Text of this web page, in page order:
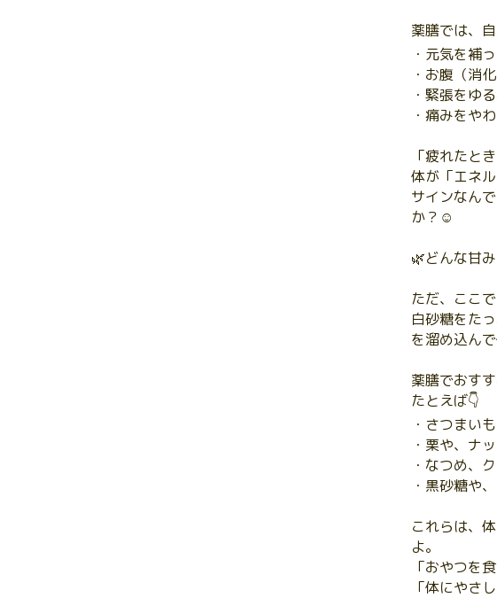
薬膳では、
・元気を補
・お腹（消
・緊張をゆ
・痛みをや
「疲れたと
体が「エネ
サインなん
か？☺️
🌿どんな甘
ただ、ここ
白砂糖をた
を溜め込ん
薬膳でおす
たとえば👇
・さつまい
・栗や、ナ
・なつめ、
・黒砂糖や
これらは、
よ。
「おやつを
「体にやさ